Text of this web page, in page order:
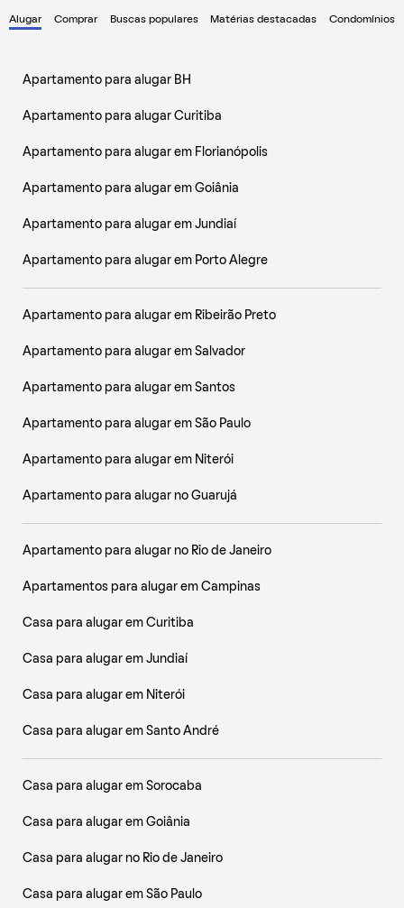
Alugar Comprar Buscas populares Matérias destacadas Condomínios
Apartamento para alugar BH
Apartamento para alugar Curitiba
Apartamento para alugar em Florianópolis
Apartamento para alugar em Goiânia
Apartamento para alugar em Jundiaí
Apartamento para alugar em Porto Alegre
Apartamento para alugar em Ribeirão Preto
Apartamento para alugar em Salvador
Apartamento para alugar em Santos
Apartamento para alugar em São Paulo
Apartamento para alugar em Niterói
Apartamento para alugar no Guarujá
Apartamento para alugar no Rio de Janeiro
Apartamentos para alugar em Campinas
Casa para alugar em Curitiba
Casa para alugar em Jundiaí
Casa para alugar em Niterói
Casa para alugar em Santo André
Casa para alugar em Sorocaba
Casa para alugar em Goiânia
Casa para alugar no Rio de Janeiro
Casa para alugar em São Paulo